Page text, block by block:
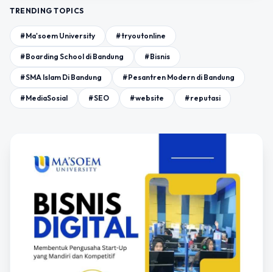
TRENDING TOPICS
#Ma'soem University #tryoutonline
#Boarding School di Bandung #Bisnis
#SMA Islam Di Bandung #Pesantren Modern di Bandung
#MediaSosial #SEO #website #reputasi